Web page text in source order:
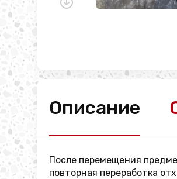
Описание
После перемещения
повторная переработка